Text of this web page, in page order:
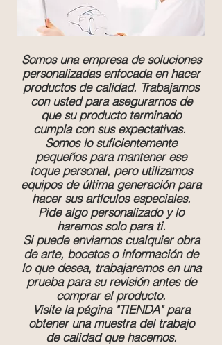
Somos una empresa de soluciones
personalizadas enfocada en hacer
productos de calidad. Trabajamos
con usted para asegurarnos de
que su producto terminado
cumpla con sus expectativas.
Somos lo suficientemente
pequeños para mantener ese
toque personal, pero utilizamos
equipos de última generación para
hacer sus artículos especiales.
Pide algo personalizado y lo
haremos solo para ti.
Si puede enviarnos cualquier obra
de arte, bocetos o información de
lo que desea, trabajaremos en una
prueba para su revisión antes de
comprar el producto.
Visite la página "TIENDA" para
obtener una muestra del trabajo
de calidad que hacemos.